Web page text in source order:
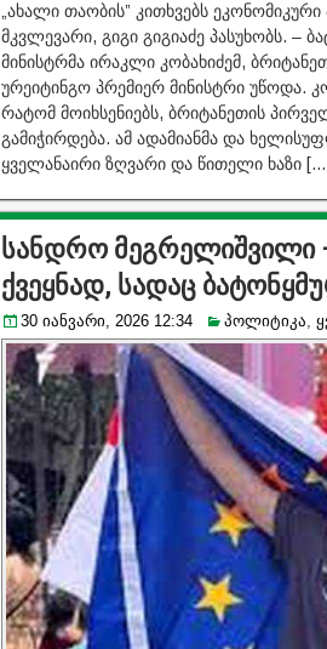
„ახალი თაობის” კითხვებს
მკვლევარი, გიგი გიგიაძე პასუხობს. –
მინისტრმა ირაკლი კობახიძემ,
ურეიტინგო პრემიერ მინისტრი უწოდა.
რატომ მოიხსენიებს, ბრიტანეთის
გამიჭირდება. ამ ადამიანმა და
ყველანაირი ზღვარი და წითელი ხაზი
სანდრო მეგრელიშვილი
ქვეყნად, სადაც
30 იანვარი, 2026 12:34 პოლიტიკა,